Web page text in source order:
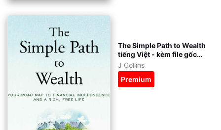
The Simple Path to Wealth
tiếng Việt - kèm file gốc
tiếng Anh - eBook ePub,
azw3, pdf
J Collins
Premium